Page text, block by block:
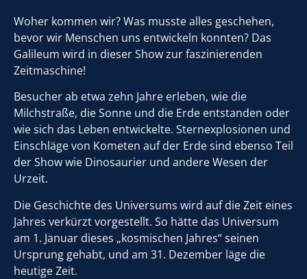
Woher kommen wir? Was musste alles geschehen,
bevor wir Menschen uns entwickeln konnten? Das
Galileum wird in dieser Show zur faszinierenden
Zeitmaschine!
Besucher ab etwa zehn Jahre erleben, wie die
Milchstraße, die Sonne und die Erde entstanden oder
wie sich das Leben entwickelte. Sternexplosionen und
Einschläge von Kometen auf der Erde sind ebenso Teil
der Show wie Dinosaurier und andere Wesen der
Urzeit.
Die Geschichte des Universums wird auf die Zeit eines
Jahres verkürzt vorgestellt. So hätte das Universum
am 1. Januar dieses „kosmischen Jahres“ seinen
Ursprung gehabt, und am 31. Dezember läge die
heutige Zeit.